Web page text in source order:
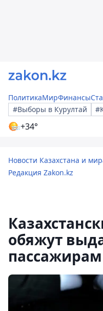
ПолитикаМирФинансы
#Выборы в Курултай
+34°
Новости Казахстана и
Редакция Zakon.kz
обяжут
пассажирам